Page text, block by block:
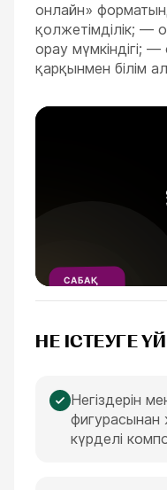
онлайн»
қолжетімділік; —
орау мүмкіндігі;
қарқынмен білім
САБАҚ
НЕ ІСТЕУГЕ
Негіздерін
фигурасынан
күрделі